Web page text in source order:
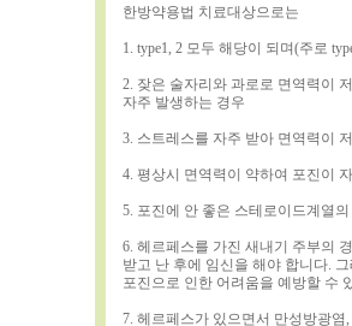
한방약용법 치료대상으로는
1. type1, 2 모두 해당이 되며(주로
2. 잦은 술자리와 과로로 면역력이
자주 발생하는 경우
3. 스트레스를 자주 받아 면역력이
4. 평상시 면역력이 약하여 포진이
5. 포진에 안 좋은 스테로이드계열
6. 헤르페스를 가진 새내기 주부의
받고 난 후에 임신을 해야 합니다.
포진으로 인한 어려움을 예방할 수
7. 헤르페스가 있으면서 만성방광